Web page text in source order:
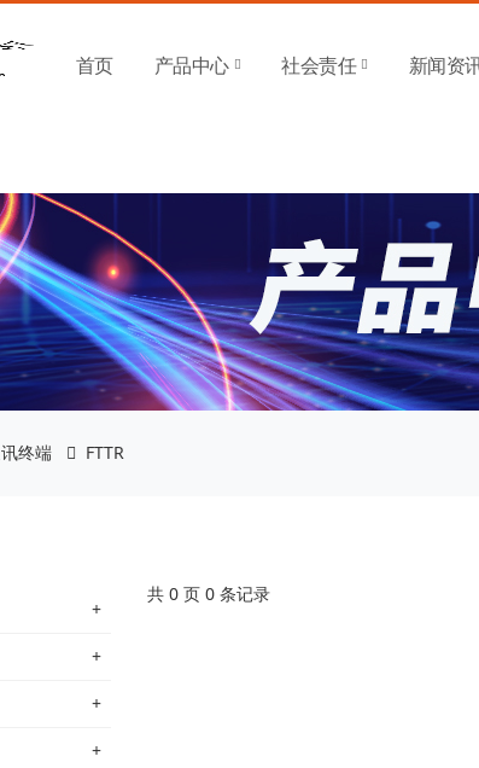
金字招牌)诚信
首页 产品中心 社会责任 新闻资
终端 FTTR
+
+
+
+
共 0 页 0 条记录